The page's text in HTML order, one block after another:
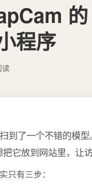
程序
读
到了一个不错的模
把它放到网站里，让
只有三步：